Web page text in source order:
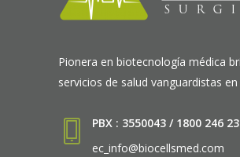
Pionera en biotecnología médica
servicios de salud vanguardistas
PBX : 3550043 / 1800 246
ec_info@biocellsmed.com